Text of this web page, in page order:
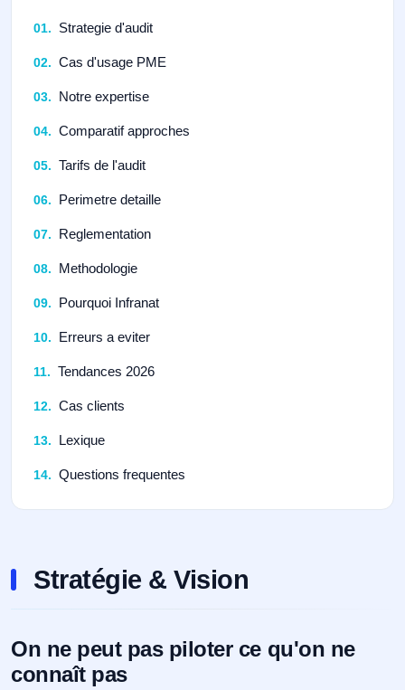
Strategie d'audit
Cas d'usage PME
Notre expertise
Comparatif approches
Tarifs de l'audit
Perimetre detaille
Reglementation
Methodologie
Pourquoi Infranat
Erreurs a eviter
Tendances 2026
Cas clients
Lexique
Questions frequentes
Stratégie & Vision
On ne peut pas piloter ce qu'on ne
connaît pas